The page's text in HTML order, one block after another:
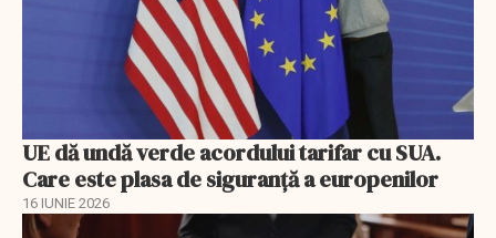
UE dă undă verde acordului tarifar cu SUA.
Care este plasa de siguranță a europenilor
16 IUNIE 2026